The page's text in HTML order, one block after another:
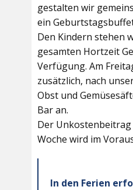
gestalten wir
ein
Den Kindern stehen
gesamten Hortzeit
Verfügung. Am
zusätzlich, nach
Obst und
Bar an.
Der
Woche wird im
In den Ferien